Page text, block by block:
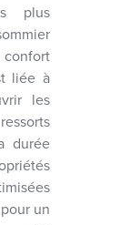
plus
liée à
les
durée
un